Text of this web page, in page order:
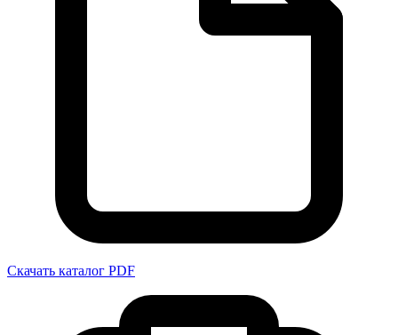
Скачать каталог PDF